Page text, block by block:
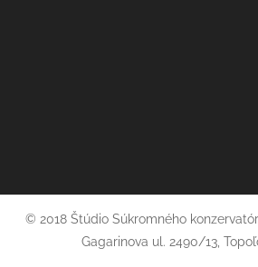
© 2018 Štúdio Súkromného
Gagarinova ul. 2490/13,